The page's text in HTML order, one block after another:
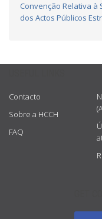
Convenção Relativa à
dos Actos Públicos
Contacto
Sobre a HCCH
FAQ